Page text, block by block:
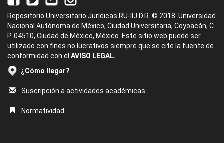
Repositorio Universitario Jurídicas RU-IIJ D.R. © 2018. Universidad
Nacional Autónoma de México, Ciudad Universitaria, Coyoacán, C.
P. 04510, Ciudad de México, México. Este sitio web puede ser
utilizado con fines no lucrativos siempre que se cite la fuente de
conformidad con el AVISO LEGAL.
¿Cómo llegar?
Suscripción a actividades académicas
Normatividad